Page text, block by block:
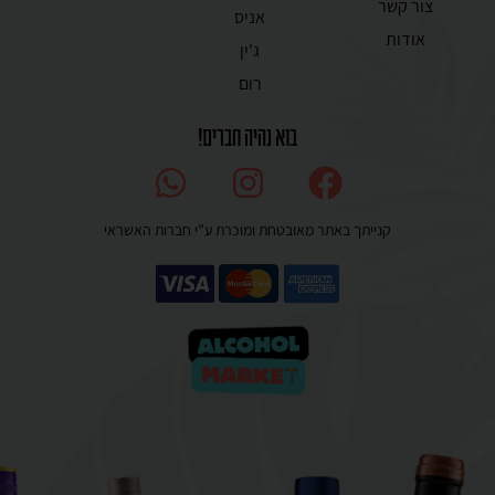
אניס
ג'ין
רום
צור קשר
אודות
בוא נהיה חברים!
קנייתך באתר מאובטחת ומוכרת ע”י חברות האשראי